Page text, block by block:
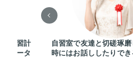
学習計
ュータ
自習室で友達と切磋琢
時にはお話ししたりで